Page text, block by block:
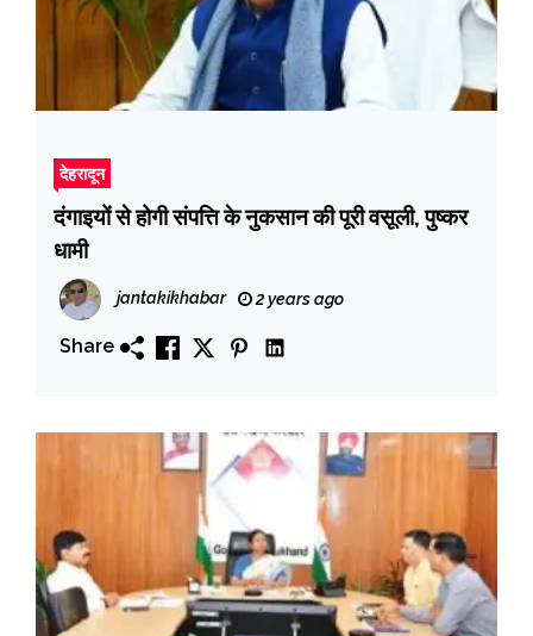
देहरादून
दंगाइयों से होगी संपत्ति के नुकसान की पूरी वसूली, पुष्कर
धामी
jantakikhabar 2 years ago
Share